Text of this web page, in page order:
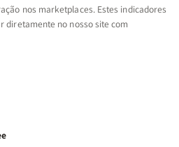
nos marketplaces. Estes indicadores
diretamente no nosso site com